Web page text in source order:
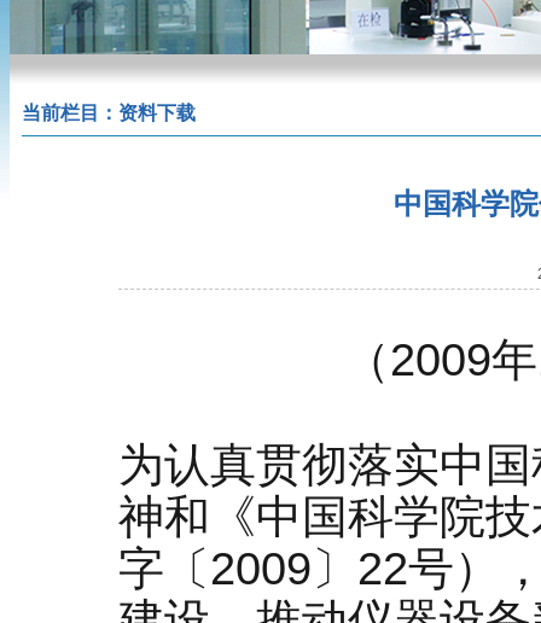
当前栏目：资料下载
中国科学
（2009
为认真贯彻落实中
神和《中国科学院
字〔2009〕22号）